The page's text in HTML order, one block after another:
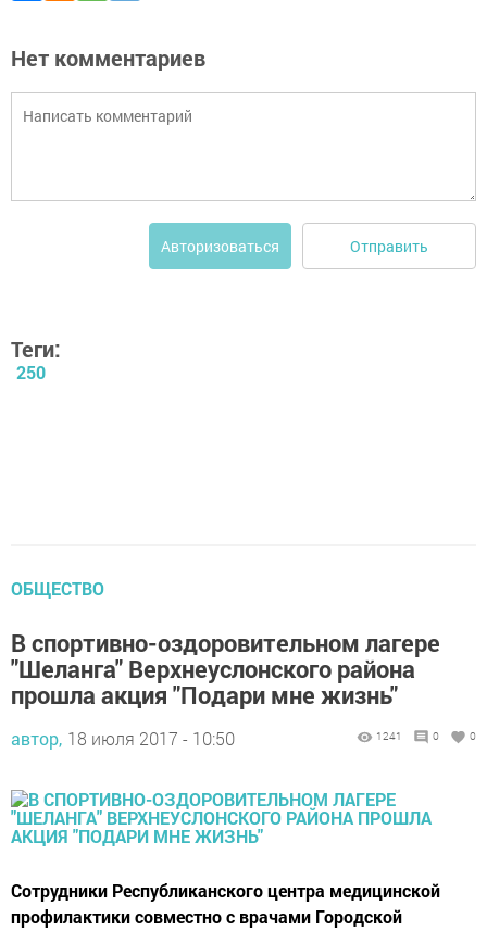
Нет комментариев
Авторизоваться Отправить
Теги:
250
ОБЩЕСТВО
В спортивно-оздоровительном лагере
"Шеланга" Верхнеуслонского района
прошла акция "Подари мне жизнь"
автор, 18 июля 2017 - 10:50 1241 0 0
Cотрудники Республиканского центра медицинской
профилактики совместно с врачами Городской